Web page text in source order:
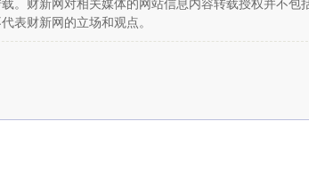
。财新网对相关媒体的网站信息内容转载授权并不包
表财新网的立场和观点。